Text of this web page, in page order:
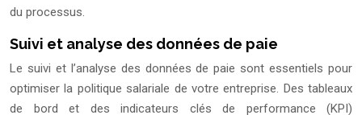
du processus.
Suivi et analyse des données de paie
Le suivi et l’analyse des données de paie sont essentiels pour
optimiser la politique salariale de votre entreprise. Des tableaux
de bord et des indicateurs clés de performance (KPI)